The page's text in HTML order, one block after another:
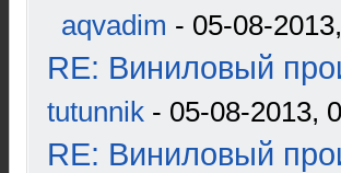
aqvadim - 05-08-
RE: Виниловый
tutunnik - 05-08-2013,
RE: Виниловый